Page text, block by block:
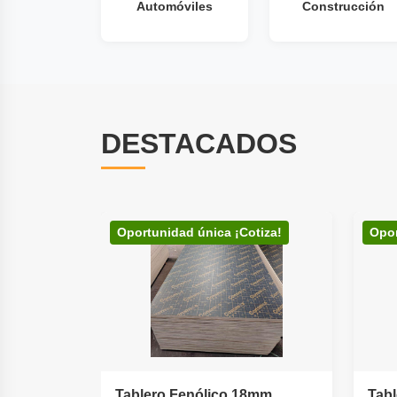
Automóviles Construcción
Cocina y Baño
DESTACADOS
Oportunidad única ¡Cotiza!